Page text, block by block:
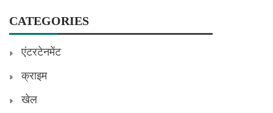
CATEGORIES
एंटरटेनमेंट
क्राइम
खेल